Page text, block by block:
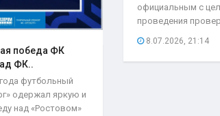
победа ФК
ФК..
футбольный
одержал яркую и
над «Ростовом»
официальным с
проведения
возложения
8.07.2026, 21:14